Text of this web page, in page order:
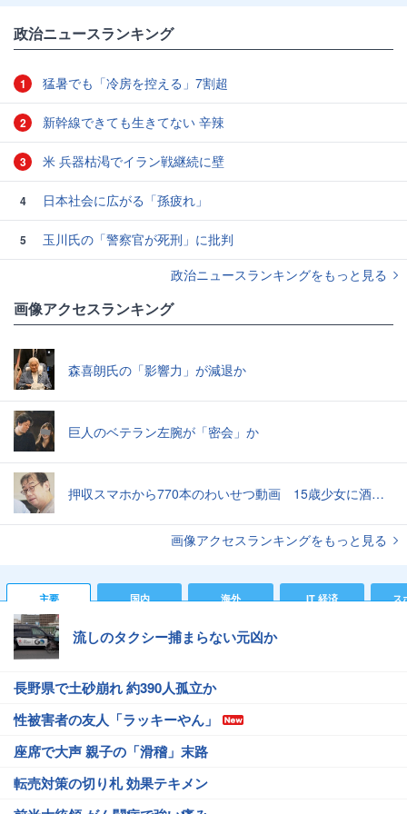
政治ニュースランキング
1 猛暑でも「冷房を控える」7割超
2 新幹線できても生きてない 辛辣
3 米 兵器枯渇でイラン戦継続に壁
4 日本社会に広がる「孫疲れ」
5
玉川氏の「警察官が死刑」に批判
政治ニュースランキングをもっと見る
画像アクセスランキング
森喜朗氏の「影響力」が減退か
巨人のベテラン左腕が「密会」か
押収スマホから770本のわいせつ動画 15歳少女に酒と薬飲ませ性的暴行か 54歳男を再逮捕 「薬もありますよ」とSNSで誘い出し
画像アクセスランキングをもっと見る
主要 国内 海外 IT 経済 ス
流しのタクシー捕まらない元凶か
長野県で土砂崩れ 約390人孤立か
性被害者の友人「ラッキーやん」
座席で大声 親子の「滑稽」末路
転売対策の切り札 効果テキメン